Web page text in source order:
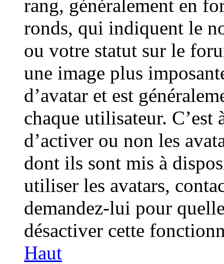
rang, généralement en
ronds, qui indiquent le
ou votre statut sur le
une image plus
d’avatar et est
chaque utilisateur.
d’activer ou non les
dont ils sont mis à
utiliser les avatars,
demandez-lui pour
désactiver cette
Haut